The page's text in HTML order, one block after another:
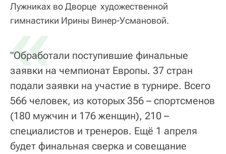
Лужниках во Дворце художественной
гимнастики Ирины Винер-Усмановой.
«
"Обработали поступившие финальные
заявки на чемпионат Европы. 37 стран
подали заявки на участие в турнире. Всего
566 человек, из которых 356 – спортсменов
(180 мужчин и 176 женщин), 210 –
специалистов и тренеров. Ещё 1 апреля
будет финальная сверка и совещание